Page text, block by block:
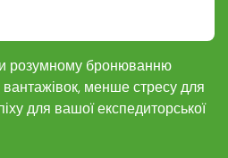
розумному бронюванню
менше стресу для
для вашої експедиторської